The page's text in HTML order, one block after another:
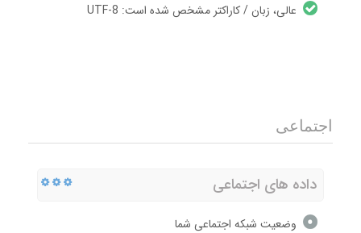
عالی، زبان / کاراکتر مشخص شده است: UTF-8
اجتماعی
داده های اجتماعی
وضعیت شبکه اجتماعی شما